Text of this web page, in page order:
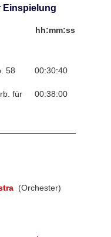
Einspielung
hh:mm:ss
58 00:30:40
für
00:38:00
(Orchester)